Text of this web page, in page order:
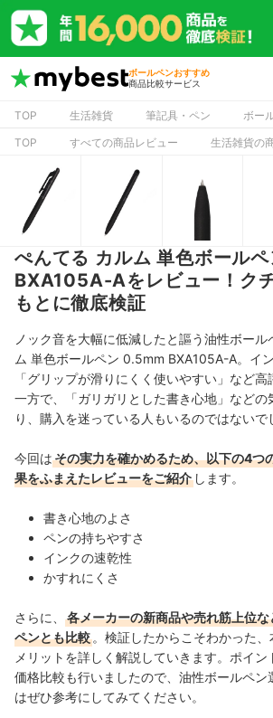
ボールペンおすすめ
商品比較サービス
TOP 生活雑貨 筆記具・ペン ボー
TOP
すべての商品レビュー 生活雑貨の
ぺんてる カルム 単色ボール
BXA105A-Aをレビュー！ク
もとに徹底検証
ノック音を大幅に低減したと謳う油性ボー
ム 単色ボールペン 0.5mm BXA105A-A。イ
「グリップが滑りにくく使いやすい」など
一方で、「ガリガリとした書き心地」などの
り、購入を迷っている人もいるのではないで
今回はその実力を確かめるため、以下の4つ
果をふまえたレビューをご紹介 します。
書き心地のよさ
ペンの持ちやすさ
インクの速乾性
かすれにくさ
さらに、
各メーカーの新商品や売れ筋上位
ペンとも比較 。検証したからこそわかった
メリットを詳しく解説していきます。ポイン
価格比較も行いましたので、油性ボールペン
はぜひ参考にしてみてください。